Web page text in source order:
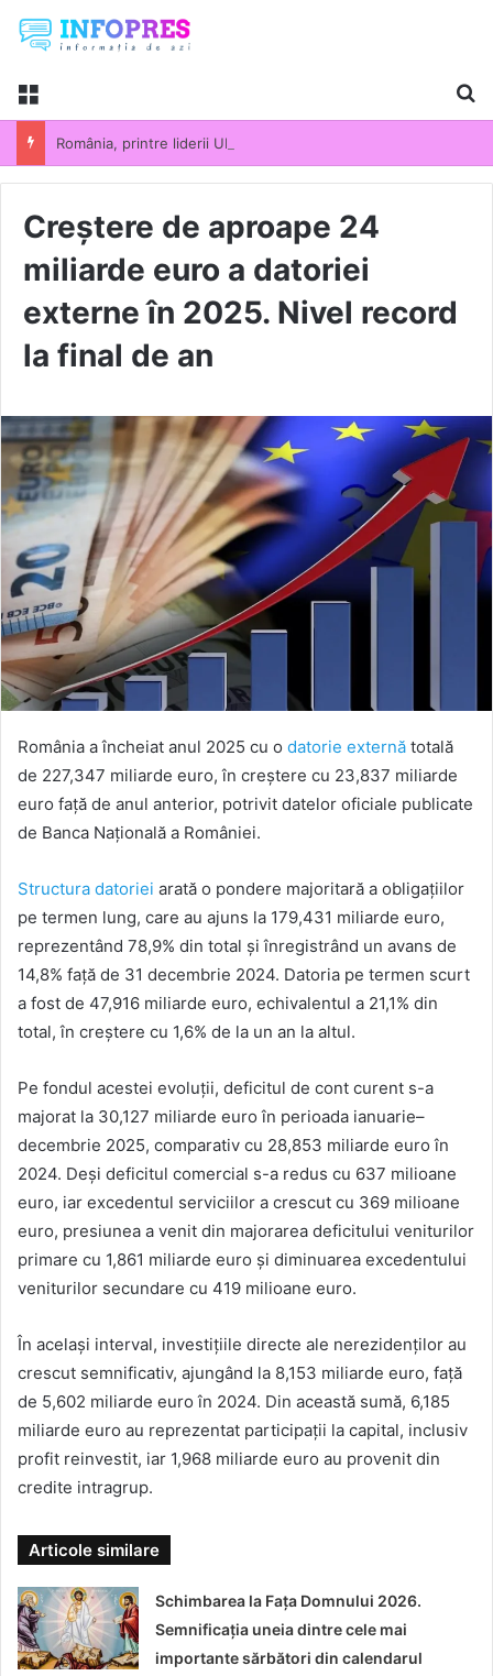
Menu
Creștere de aproape 24
miliarde euro a datoriei
externe în 2025. Nivel record
la final de an
România a încheiat anul 2025 cu o datorie externă totală
de 227,347 miliarde euro, în creștere cu 23,837 miliarde
euro față de anul anterior, potrivit datelor oficiale publicate
de Banca Națională a României.
Structura datoriei arată o pondere majoritară a obligațiilor
pe termen lung, care au ajuns la 179,431 miliarde euro,
reprezentând 78,9% din total și înregistrând un avans de
14,8% față de 31 decembrie 2024. Datoria pe termen scurt
a fost de 47,916 miliarde euro, echivalentul a 21,1% din
total, în creștere cu 1,6% de la un an la altul.
Pe fondul acestei evoluții, deficitul de cont curent s-a
majorat la 30,127 miliarde euro în perioada ianuarie–
decembrie 2025, comparativ cu 28,853 miliarde euro în
2024. Deși deficitul comercial s-a redus cu 637 milioane
euro, iar excedentul serviciilor a crescut cu 369 milioane
euro, presiunea a venit din majorarea deficitului veniturilor
primare cu 1,861 miliarde euro și diminuarea excedentului
veniturilor secundare cu 419 milioane euro.
În același interval, investițiile directe ale nerezidenților au
crescut semnificativ, ajungând la 8,153 miliarde euro, față
de 5,602 miliarde euro în 2024. Din această sumă, 6,185
miliarde euro au reprezentat participații la capital, inclusiv
profit reinvestit, iar 1,968 miliarde euro au provenit din
credite intragrup.
Articole similare
Schimbarea la Fața Domnului 2026.
Semnificația uneia dintre cele mai
importante sărbători din calendarul